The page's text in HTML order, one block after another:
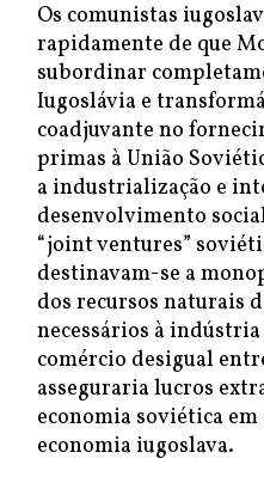
Os comunistas
rapidamente de que
subordinar
Iugoslávia e
coadjuvante no
primas à União
a industrialização e
desenvolvimento
“joint ventures”
destinavam-se a
dos recursos naturais
necessários à
comércio desigual
asseguraria lucros
economia soviética
economia iugoslava.